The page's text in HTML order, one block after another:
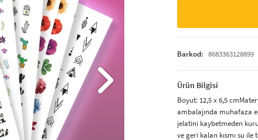
Barkod: 8683363128899
Ürün Bilgisi
Boyut: 12,5 x 6,5
ambalajında muhafaza
jelatini kaybetmeden
ve geri kalan kısmı su